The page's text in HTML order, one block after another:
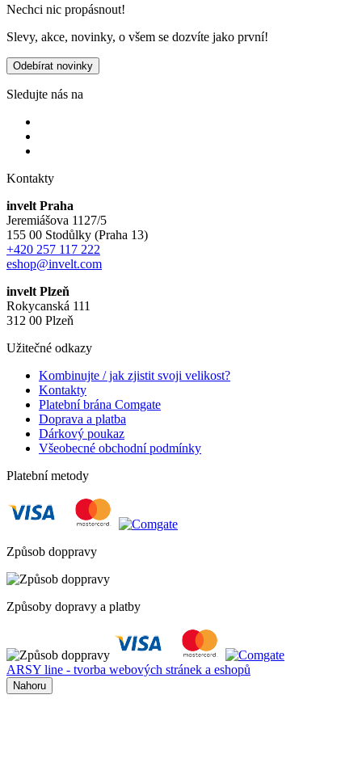
Nechci nic propásnout!
Slevy, akce, novinky, o všem se dozvíte jako první!
Odebírat novinky
Sledujte nás na
Kontakty
invelt Praha
Jeremiášova 1127/5
155 00 Stodůlky (Praha 13)
+420 257 117 222
eshop@invelt.com
invelt Plzeň
Rokycanská 111
312 00 Plzeň
Užitečné odkazy
Kombinujte / jak zjistit svoji velikost?
Kontakty
Platební brána Comgate
Doprava a platba
Dárkový poukaz
Všeobecné obchodní podmínky
Platební metody
Způsob doppravy
Způsoby dopravy a platby
ARSY line - tvorba webových stránek a eshopů
Nahoru